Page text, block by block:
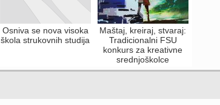
Osniva se nova visoka
škola strukovnih studija
Maštaj, kreiraj, stvaraj:
Tradicionalni FSU
konkurs za kreativne
srednjoškolce